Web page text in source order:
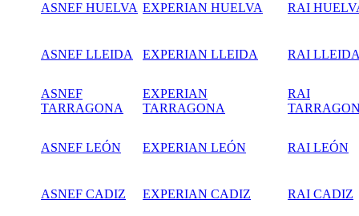
ASNEF HUELVA EXPERIAN HUELVA RAI
ASNEF LLEIDA EXPERIAN LLEIDA RAI
ASNEF
TARRAGONA
EXPERIAN
TARRAGONA
RAI
ASNEF LEÓN EXPERIAN LEÓN RAI LEÓN
ASNEF CADIZ EXPERIAN CADIZ RAI CADIZ